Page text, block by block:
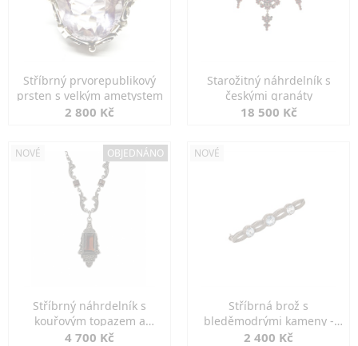
Stříbrný prvorepublikový
prsten s velkým ametystem
2 800 Kč
Starožitný náhrdelník s
českými granáty
18 500 Kč
NOVÉ OBJEDNÁNO
Stříbrný náhrdelník s
kouřovým topazem a
markazity
4 700 Kč
NOVÉ
Stříbrná brož s
bleděmodrými kameny -
jemná elegance
2 400 Kč